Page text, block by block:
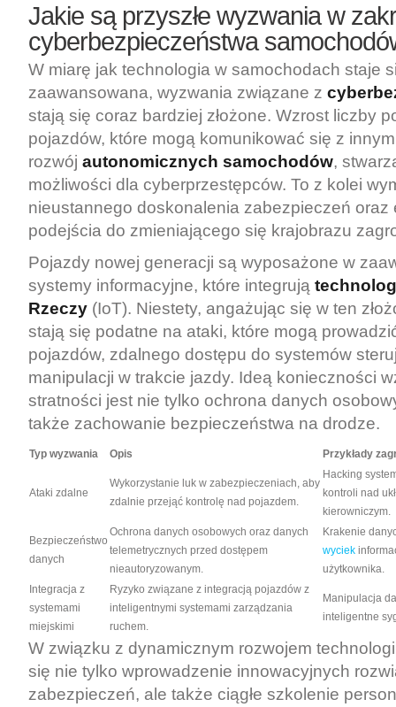
Jakie są przyszłe wyzwania w
cyberbezpieczeństwa
W miarę jak technologia w samochodach staje
zaawansowana, wyzwania związane z
stają się coraz bardziej złożone. Wzrost liczby
pojazdów, które mogą komunikować się z
rozwój autonomicznych samochodów,
możliwości dla cyberprzestępców. To z kolei
nieustannego doskonalenia zabezpieczeń oraz
podejścia do zmieniającego się krajobrazu
Pojazdy nowej generacji są wyposażone w
systemy informacyjne, które integrują
Rzeczy (IoT). Niestety, angażując się w ten
stają się podatne na ataki, które mogą
pojazdów, zdalnego dostępu do systemów
manipulacji w trakcie jazdy. Ideą konieczności
stratności jest nie tylko ochrona danych
także zachowanie bezpieczeństwa na drodze.
Typ wyzwania Opis Przykłady
Ataki zdalne
Wykorzystanie luk w zabezpieczeniach, aby
zdalnie przejąć kontrolę nad pojazdem.
Hacking
kontroli nad
kierowniczym.
Bezpieczeństwo
danych
Ochrona danych osobowych oraz danych
telemetrycznych przed dostępem
nieautoryzowanym.
Krakenie
wyciek
użytkownika.
Integracja z
systemami
miejskimi
Ryzyko związane z integracją pojazdów z
inteligentnymi systemami zarządzania
ruchem.
Manipulacja
inteligentne
W związku z dynamicznym rozwojem
się nie tylko wprowadzenie innowacyjnych
zabezpieczeń, ale także ciągłe szkolenie